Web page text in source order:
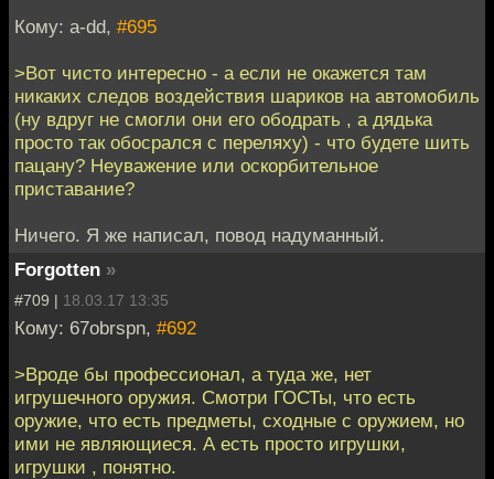
Кому: a-dd, #695
>Вот чисто интересно - а если не окажется там
никаких следов воздействия шариков на автомобиль
(ну вдруг не смогли они его ободрать , а дядька
просто так обосрался с переляху) - что будете шить
пацану? Неуважение или оскорбительное
приставание?
Ничего. Я же написал, повод надуманный.
Forgotten »
#709 | 18.03.17 13:35
Кому: 67obrspn, #692
>Вроде бы профессионал, а туда же, нет
игрушечного оружия. Смотри ГОСТы, что есть
оружие, что есть предметы, сходные с оружием, но
ими не являющиеся. А есть просто игрушки,
игрушки , понятно.